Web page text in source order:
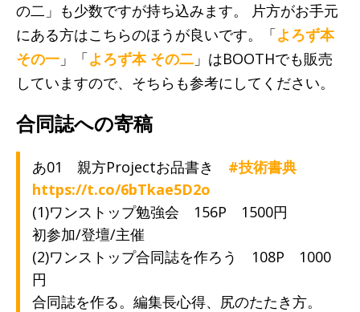
の二」も少数ですが持ち込みます。 片方がお手元
にある方はこちらのほうが良いです。「よろず本
その一 」「よろず本 その二 」はBOOTHでも販売
していますので、そちらも参考にしてください。
合同誌への寄稿
あ01 親方Projectお品書き #技術書典
https://t.co/6bTkae5D2o
(1)ワンストップ勉強会 156P 1500円
初参加/登壇/主催
(2)ワンストップ合同誌を作ろう 108P 1000
円
合同誌を作る。編集長心得、尻のたたき方。